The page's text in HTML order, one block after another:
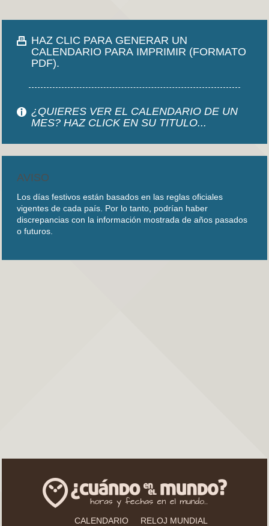
HAZ CLIC PARA GENERAR UN
CALENDARIO PARA IMPRIMIR (FORMATO
PDF).
¿QUIERES VER EL CALENDARIO DE UN
MES? HAZ CLICK EN SU TITULO...
AVISO
Los días festivos están basados en las reglas oficiales
vigentes de cada país. Por lo tanto, podrían haber
discrepancias con la información mostrada de años pasados
o futuros.
CALENDARIO
RELOJ MUNDIAL